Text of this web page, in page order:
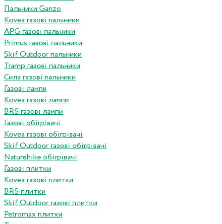
Пальники Ganzo
Kovea газові пальники
APG газові пальники
Primus газові пальники
Skif Outdoor пальники
Tramp газові пальники
Сила газові пальники
Газові лампи
Kovea газові лампи
BRS газові лампи
Газові обігрівачі
Kovea газові обігрівачі
Skif Outdoor газові обігрівачі
Naturehike обігрівачі
Газові плитки
Kovea газові плитки
BRS плитки
Skif Outdoor газові плитки
Petromax плитки